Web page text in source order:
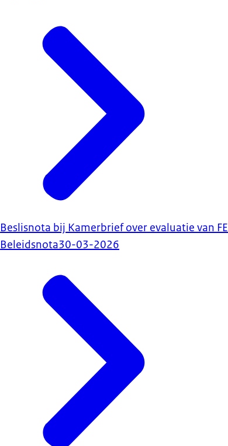
Beslisnota bij Kamerbrief over evaluatie van
Beleidsnota30-03-2026